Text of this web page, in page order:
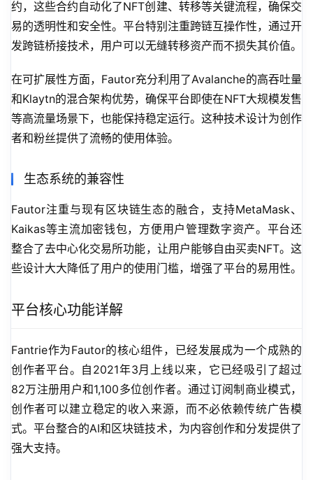
约，这些合约自动化了NFT创建、转移等关键流程，确保交
易的透明性和安全性。平台特别注重跨链互操作性，通过开
发跨链桥接技术，用户可以无缝转移资产而不损失其价值。
在可扩展性方面，Fautor充分利用了Avalanche的高吞吐量
和Klaytn的混合架构优势，确保平台即使在NFT大规模发售
等高流量场景下，也能保持稳定运行。这种技术设计为创作
者和粉丝提供了流畅的使用体验。
生态系统的兼容性
Fautor注重与现有区块链生态的融合，支持MetaMask、
Kaikas等主流加密钱包，方便用户管理数字资产。平台还
整合了去中心化交易所功能，让用户能够自由买卖NFT。这
些设计大大降低了用户的使用门槛，增强了平台的易用性。
平台核心功能详解
Fantrie作为Fautor的核心组件，已经发展成为一个成熟的
创作者平台。自2021年3月上线以来，它已经吸引了超过
82万注册用户和1,100多位创作者。通过订阅制商业模式，
创作者可以建立稳定的收入来源，而不必依赖传统广告模
式。平台整合的AI和区块链技术，为内容创作和分发提供了
强大支持。